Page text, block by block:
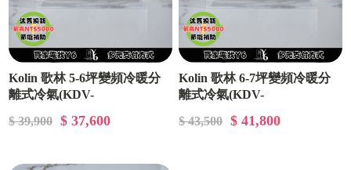
Kolin 歌林 5-6坪變頻冷暖分
離式冷氣(KDV-
$ 39,900
$ 37,600
Kolin 歌林 6-7坪變頻冷暖分
離式冷氣(KDV-
$ 43,500
$ 41,800